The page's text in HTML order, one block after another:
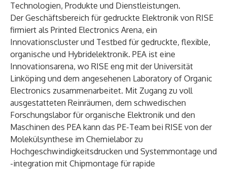
Technologien, Produkte und Dienstleistungen.
Der Geschäftsbereich für gedruckte Elektronik von RISE
firmiert als Printed Electronics Arena, ein
Innovationscluster und Testbed für gedruckte, flexible,
organische und Hybridelektronik. PEA ist eine
Innovationsarena, wo RISE eng mit der Universität
Linköping und dem angesehenen Laboratory of Organic
Electronics zusammenarbeitet. Mit Zugang zu voll
ausgestatteten Reinräumen, dem schwedischen
Forschungslabor für organische Elektronik und den
Maschinen des PEA kann das PE-Team bei RISE von der
Molekülsynthese im Chemielabor zu
Hochgeschwindigkeitsdrucken und Systemmontage und
-integration mit Chipmontage für rapide